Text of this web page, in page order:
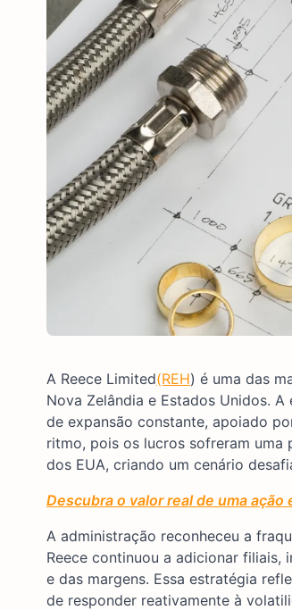
A Reece Limited(REH) é uma das
Nova Zelândia e Estados Unidos.
de expansão constante, apoiado
ritmo, pois os lucros sofreram uma
dos EUA, criando um cenário
Descubra o valor real de uma
A administração reconheceu a
Reece continuou a adicionar
e das margens. Essa estratégia
de responder reativamente à